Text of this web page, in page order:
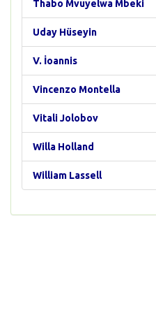
Thabo Mvuyelwa Mbeki
Uday Hüseyin
V. İoannis
Vincenzo Montella
Vitali Jolobov
Willa Holland
William Lassell